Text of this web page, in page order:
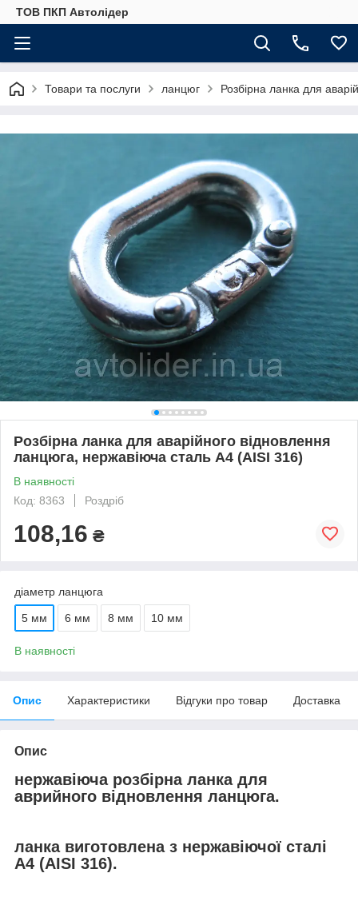
ТОВ ПКП Автолідер
Товари та послуги ланцюг Розбірна ланка для
Розбірна ланка для аварійного відновлення
ланцюга, нержавіюча сталь А4 (AISI 316)
В наявності
Код: 8363
Роздріб
108,16 ₴
діаметр ланцюга
5 мм 6 мм 8 мм 10 мм
В наявності
Опис Характеристики Відгуки про товар Доставка
Опис
нержавіюча розбірна ланка для
аврийного відновлення ланцюга.
ланка виготовлена з нержавіючої сталі
А4 (AISI 316).